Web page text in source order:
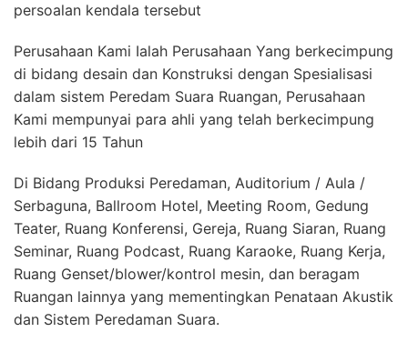
persoalan kendala tersebut
Perusahaan Kami Ialah Perusahaan Yang berkecimpung
di bidang desain dan Konstruksi dengan Spesialisasi
dalam sistem Peredam Suara Ruangan, Perusahaan
Kami mempunyai para ahli yang telah berkecimpung
lebih dari 15 Tahun
Di Bidang Produksi Peredaman, Auditorium / Aula /
Serbaguna, Ballroom Hotel, Meeting Room, Gedung
Teater, Ruang Konferensi, Gereja, Ruang Siaran, Ruang
Seminar, Ruang Podcast, Ruang Karaoke, Ruang Kerja,
Ruang Genset/blower/kontrol mesin, dan beragam
Ruangan lainnya yang mementingkan Penataan Akustik
dan Sistem Peredaman Suara.